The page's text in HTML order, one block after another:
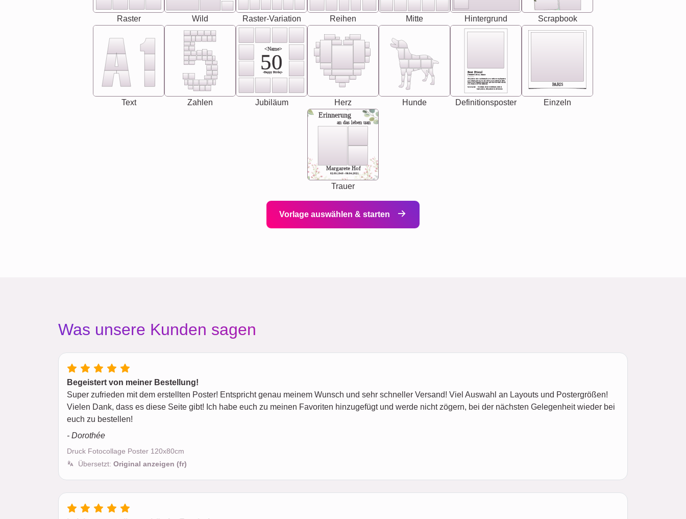
Raster Wild Raster-Variation Reihen Mitte Hintergrund Scrapbook
Text Zahlen
<Name>
50
-Happy Birday-
Jubiläum Herz Hunde
Best Friend
[<NAME>] Noun, feminie
Synonyms: Soulmate, closet confidante, sister at
heart person, life partner in adventure.
The person who understands you without explanation
you accepts just as you are. She's your partner in life's,
chaos your biggest supporter, and the one with whom
you share your best memories.
Definitionsposter
PARIS
Einzeln
Erinnerung
an das leben uan
Margarete Hof
02.05.1940 - 08.04.2021
Trauer
Vorlage auswählen & starten
Was unsere Kunden sagen
Begeistert von meiner Bestellung!
Super zufrieden mit dem erstellten Poster! Entspricht genau meinem Wunsch und sehr schneller Versand! Viel Auswahl an Layouts und Postergrößen!
Vielen Dank, dass es diese Seite gibt! Ich habe euch zu meinen Favoriten hinzugefügt und werde nicht zögern, bei der nächsten Gelegenheit wieder bei
euch zu bestellen!
- Dorothée
Druck Fotocollage Poster 120x80cm
Übersetzt: Original anzeigen (fr)